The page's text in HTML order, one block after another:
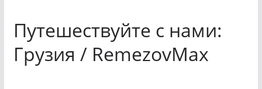
Путешествуйте с нами:
Грузия / RemezovMax